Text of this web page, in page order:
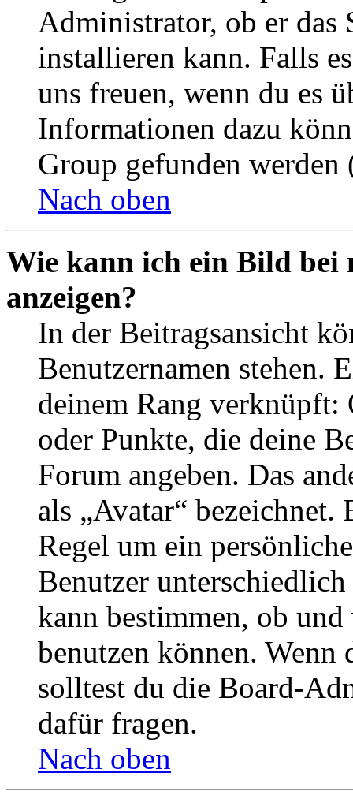
Administrator, ob er das
installieren kann. Falls
uns freuen, wenn du es
Informationen dazu
Group gefunden
Nach oben
Wie kann ich ein Bild bei
anzeigen?
In der Beitragsansicht
Benutzernamen stehen.
deinem Rang verknüpft:
oder Punkte, die deine
Forum angeben. Das
als „Avatar“
Regel um ein
Benutzer
kann bestimmen, ob
benutzen können. Wenn
solltest du die Board-
dafür fragen.
Nach oben